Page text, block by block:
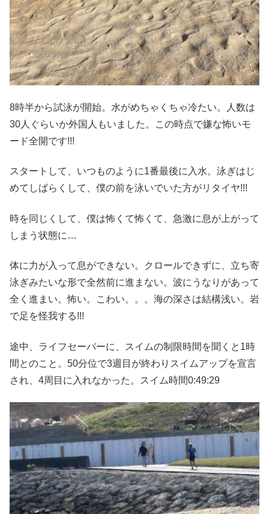
8時半から試泳が開始。水がめちゃくちゃ冷たい。人数は
30人ぐらいか外国人もいました。この時点で嫌な怖いモ
ード全開です!!!
スタートして、いつものように1番最後に入水。泳ぎはじ
めてしばらくして、僕の前を泳いでいた方がリタイヤ!!!
時を同じくして、僕は怖くて怖くて、急激に息が上がって
しまう状態に…
体に力が入って息ができない。クロールできずに、立ち寄
泳ぎみたいな形で全然前に進まない。波にうなりがあって
全く進まい。怖い。こわい。。。海の深さは結構浅い。岩
で足を怪我する!!!
途中、ライフセーバーに、スイムの制限時間を聞くと1時
間とのこと。50分位で3週目が終わりスイムアップを宣言
され、4周目に入れなかった。スイム時間0:49:29